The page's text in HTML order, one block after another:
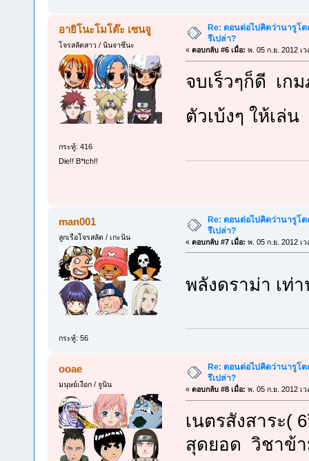
อายิโนะโมโต๊ะ เซนจู
โจรสลัดสาว / นินจาซึนะ
กระทู้: 416
Die!! B*tch!!
Re: ตอนต่อไปคิดว่านารูโ
รึเปล่า?
« ตอบกลับ #6 เมื่อ: พ. 05 ก.ย. 2012 เ
จบเร็วๆก็ดี เก
ตัวเบ้งๆ ให้เ
man001
ลูกเรือโจรสลัด / เกะนิน
กระทู้: 56
Re: ตอนต่อไปคิดว่านารูโต
รึเปล่า?
« ตอบกลับ #7 เมื่อ: พ. 05 ก.ย. 2012 เ
พลังดราม่า เท่
ooae
มนุษย์เงือก / จูนิน
Re: ตอนต่อไปคิดว่านารูโ
รึเปล่า?
« ตอบกลับ #8 เมื่อ: พ. 05 ก.ย. 2012 เ
เนตรสังสาระ(
สุดยอด วิชาข้า